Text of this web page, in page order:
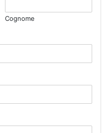
Cognome